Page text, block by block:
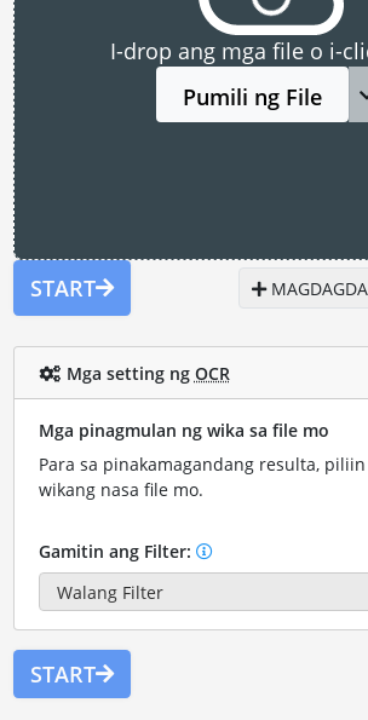
I-drop ang mga file o i-
Pumili ng File
START
Mga setting ng OCR
Mga pinagmulan ng wika sa file mo
Para sa pinakamagandang resulta,
wikang nasa file mo.
Gamitin ang Filter:
START